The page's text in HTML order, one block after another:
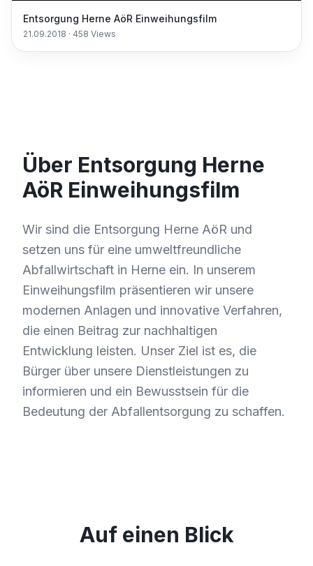
Entsorgung Herne AöR Einweihungsfilm
21.09.2018 · 458 Views
Über Entsorgung Herne
AöR Einweihungsfilm
Wir sind die Entsorgung Herne AöR und
setzen uns für eine umweltfreundliche
Abfallwirtschaft in Herne ein. In unserem
Einweihungsfilm präsentieren wir unsere
modernen Anlagen und innovative Verfahren,
die einen Beitrag zur nachhaltigen
Entwicklung leisten. Unser Ziel ist es, die
Bürger über unsere Dienstleistungen zu
informieren und ein Bewusstsein für die
Bedeutung der Abfallentsorgung zu schaffen.
Auf einen Blick